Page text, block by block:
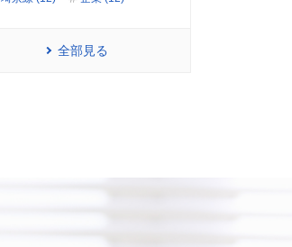
全部見る